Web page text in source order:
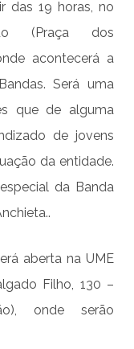
das 19 horas, no
(Praça dos
acontecerá a
Será uma
que de alguma
de jovens
da entidade.
da Banda
aberta na UME
Filho, 130 –
onde serão